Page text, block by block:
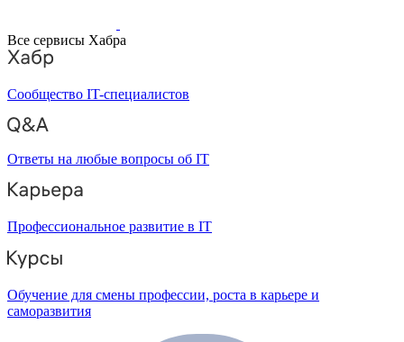
Все сервисы Хабра
Сообщество IT-специалистов
Ответы на любые вопросы об IT
Профессиональное развитие в IT
Обучение для смены профессии, роста в карьере и
саморазвития